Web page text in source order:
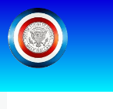
跳
至
主
要